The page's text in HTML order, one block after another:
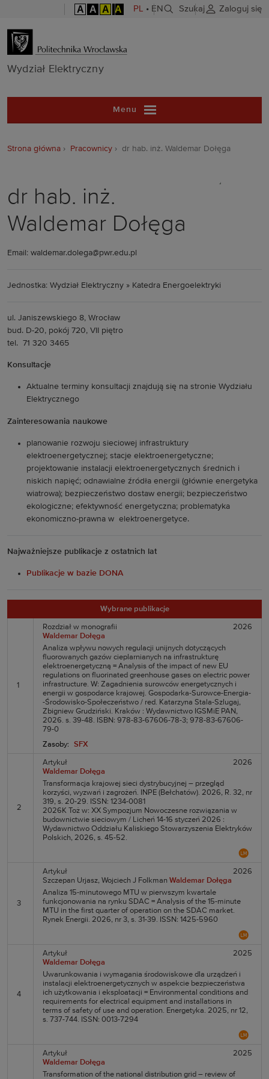
A A A A PL • EN Szukaj Zaloguj się
Wydział
Wydział Elektryczny
Menu
Strona główna Pracownicy dr hab. inż. Waldemar Dołęga
dr hab. inż.
Waldemar Dołęga
Email: waldemar.dolega@pwr.edu.pl
Jednostka: Wydział Elektryczny » Katedra Energoelektryki
ul. Janiszewskiego 8, Wrocław
bud. D-20, pokój 720, VII piętro
tel. 71 320 3465
Konsultacje
Aktualne terminy konsultacji znajdują się na stronie Wydziału
Elektrycznego
Zainteresowania naukowe
planowanie rozwoju sieciowej infrastruktury
elektroenergetycznej; stacje elektroenergetyczne;
projektowanie instalacji elektroenergetycznych średnich i
niskich napięć; odnawialne źródła energii (głównie energetyka
wiatrowa); bezpieczeństwo dostaw energii; bezpieczeństwo
ekologiczne; efektywność energetyczna; problematyka
ekonomiczno-prawna w elektroenergetyce.
Najważniejsze publikacje z ostatnich lat
Publikacje w bazie DONA
Wybrane publikacje
1
Rozdział w monografii
2026
Waldemar Dołęga
Analiza wpływu nowych regulacji unijnych dotyczących
fluorowanych gazów cieplarnianych na infrastrukturę
elektroenergetyczną = Analysis of the impact of new EU
regulations on fluorinated greenhouse gases on electric power
infrastructure. W: Zagadnienia surowców energetycznych i
energii w gospodarce krajowej. Gospodarka-Surowce-Energia-
-Środowisko-Społeczeństwo / red. Katarzyna Stala-Szlugaj,
Zbigniew Grudziński. Kraków : Wydawnictwo IGSMiE PAN,
2026. s. 39-48. ISBN: 978-83-67606-78-3; 978-83-67606-
79-0
Zasoby:
SFX
2
Artykuł
2026
Waldemar Dołęga
Transformacja krajowej sieci dystrybucyjnej – przegląd
korzyści, wyzwań i zagrożeń. INPE (Bełchatów). 2026, R. 32, nr
319, s. 20-29. ISSN: 1234-0081
2026K Toż w: XX Sympozjum Nowoczesne rozwiązania w
budownictwie sieciowym / Licheń 14-16 styczeń 2026 :
Wydawnictwo Oddziału Kaliskiego Stowarzyszenia Elektryków
Polskich, 2026, s. 45-52.
3
Artykuł
2026
Szczepan Urjasz, Wojciech J Folkman Waldemar Dołęga
Analiza 15-minutowego MTU w pierwszym kwartale
funkcjonowania na rynku SDAC = Analysis of the 15-minute
MTU in the first quarter of operation on the SDAC market.
Rynek Energii. 2026, nr 3, s. 31-39. ISSN: 1425-5960
4
Artykuł
2025
Waldemar Dołęga
Uwarunkowania i wymagania środowiskowe dla urządzeń i
instalacji elektroenergetycznych w aspekcie bezpieczeństwa
ich użytkowania i eksploatacji = Environmental conditions and
requirements for electrical equipment and installations in
terms of safety of use and operation. Energetyka. 2025, nr 12,
s. 737-744. ISSN: 0013-7294
Artykuł
2025
Waldemar Dołęga
Transformation of the national distribution grid – review of